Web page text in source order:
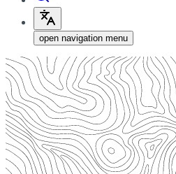
open navigation menu